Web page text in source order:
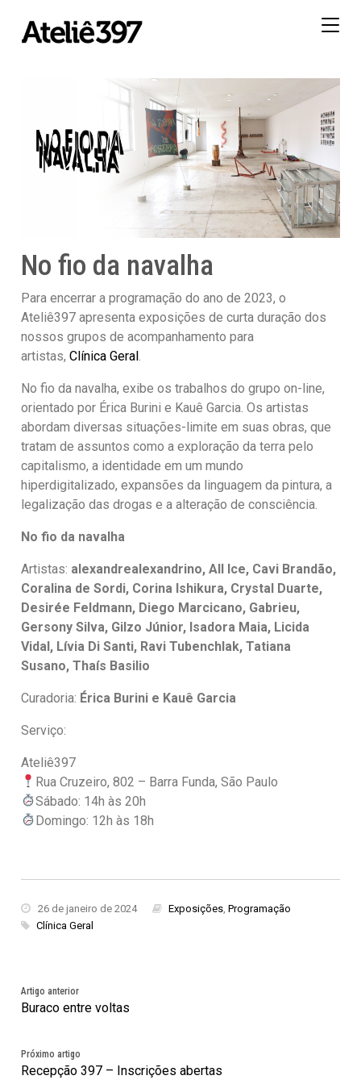
No fio da navalha
Para encerrar a programação do ano de 2023, o
Ateliê397 apresenta exposições de curta duração dos
nossos grupos de acompanhamento para
artistas,Clínica Geral
No fio da navalha, exibe os trabalhos do grupo on-line,
orientado por Érica Burini e Kauê Garcia. Os artistas
abordam diversas situações-limite em suas obras, que
tratam de assuntos como a exploração da terra pelo
capitalismo, a identidade em um mundo
hiperdigitalizado, expansões da linguagem da pintura, a
legalização das drogas e a alteração de consciência.
No fio da navalha
Artistas: alexandrealexandrino, All Ice, Cavi Brandão,
Coralina de Sordi, Corina Ishikura, Crystal Duarte,
Desirée Feldmann, Diego Marcicano, Gabrieu,
Gersony Silva, Gilzo Júnior, Isadora Maia, Licida
Vidal, Lívia Di Santi, Ravi Tubenchlak, Tatiana
Susano, Thaís Basilio
Curadoria: Érica Burini e Kauê Garcia
Serviço:
Ateliê397
Rua Cruzeiro, 802 – Barra Funda, São Paulo
Sábado: 14h às 20h
Domingo: 12h às 18h
26 de janeiro de 2024 Exposições ,Programação
Clínica Geral
Artigo anterior
Buraco entre voltas
Próximo artigo
Recepção 397 – Inscrições abertas